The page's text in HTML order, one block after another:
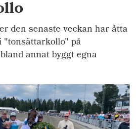
den senaste veckan har åtta
"tonsättarkollo" på
annat byggt egna